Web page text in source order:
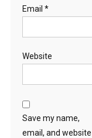
Email *
Website
Save my name,
email, and website